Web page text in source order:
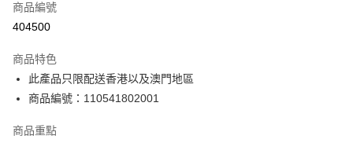
Apple Pay
PayMe
WeChat Pay
BoC Pay
商品編號
404500
商品特色
此產品只限配送香港以及澳門地區
商品編號：110541802001
商品重點